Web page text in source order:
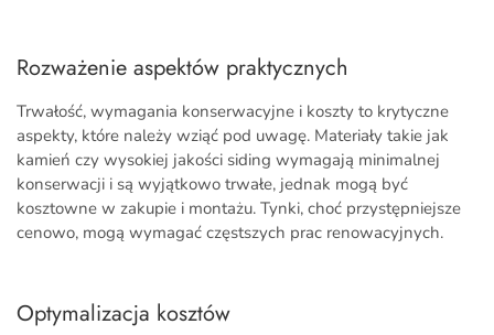
Rozważenie aspektów praktycznych
Trwałość, wymagania konserwacyjne i koszty to krytyczne
aspekty, które należy wziąć pod uwagę. Materiały takie jak
kamień czy wysokiej jakości siding wymagają minimalnej
konserwacji i są wyjątkowo trwałe, jednak mogą być
kosztowne w zakupie i montażu. Tynki, choć przystępniejsze
cenowo, mogą wymagać częstszych prac renowacyjnych.
Optymalizacja kosztów